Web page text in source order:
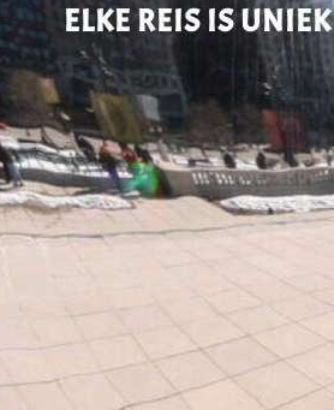
ELKE REIS IS UNIEK